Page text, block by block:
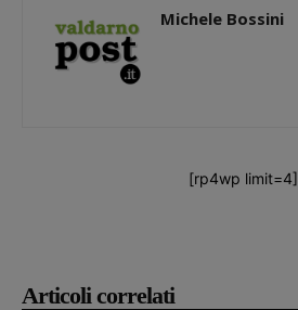
Articoli correlati
Michele Bossini
[rp4wp limit=4]